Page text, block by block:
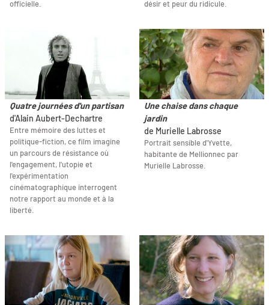
officielle.
désir et peur du ridicule.
Quatre journées d'un partisan
d'Alain Aubert-Dechartre
Entre mémoire des luttes et
politique-fiction, ce film imagine
un parcours de résistance où
l'engagement, l'utopie et
l'expérimentation
cinématographique interrogent
notre rapport au monde et à la
liberté.
Une chaise dans chaque
jardin
de Murielle Labrosse
Portrait sensible d'Yvette,
habitante de Mellionnec par
Murielle Labrosse.